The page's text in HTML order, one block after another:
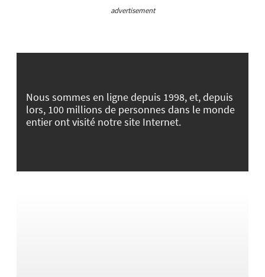
advertisement
Nous sommes en ligne depuis 1998, et, depuis
lors, 100 millions de personnes dans le monde
entier ont visité notre site Internet.